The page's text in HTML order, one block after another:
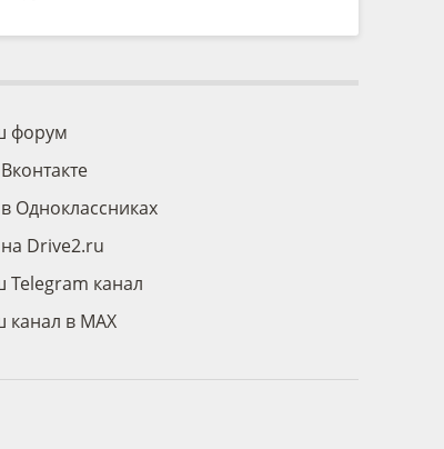
форум
Одноклассниках
Drive2.ru
Telegram канал
канал в MAX